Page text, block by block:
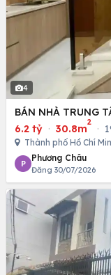
4
BÁN NHÀ TRUNG
6.2 tỷ · 30.8m
2
·
Thành phố Hồ Chí
P
Phương Châu
Đăng 30/07/2026